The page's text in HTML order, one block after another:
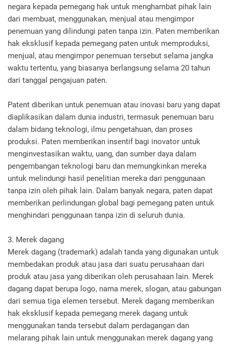
negara kepada pemegang hak untuk menghambat pihak lain
dari membuat, menggunakan, menjual atau mengimpor
penemuan yang dilindungi paten tanpa izin. Paten memberikan
hak eksklusif kepada pemegang paten untuk memproduksi,
menjual, atau mengimpor penemuan tersebut selama jangka
waktu tertentu, yang biasanya berlangsung selama 20 tahun
dari tanggal pengajuan paten.
Patent diberikan untuk penemuan atau inovasi baru yang dapat
diaplikasikan dalam dunia industri, termasuk penemuan baru
dalam bidang teknologi, ilmu pengetahuan, dan proses
produksi. Paten memberikan insentif bagi inovator untuk
menginvestasikan waktu, uang, dan sumber daya dalam
pengembangan teknologi baru dan memungkinkan mereka
untuk melindungi hasil penelitian mereka dari penggunaan
tanpa izin oleh pihak lain. Dalam banyak negara, paten dapat
memberikan perlindungan global bagi pemegang paten untuk
menghindari penggunaan tanpa izin di seluruh dunia.
3. Merek dagang
Merek dagang (trademark) adalah tanda yang digunakan untuk
membedakan produk atau jasa dari suatu perusahaan dari
produk atau jasa yang diberikan oleh perusahaan lain. Merek
dagang dapat berupa logo, nama merek, slogan, atau gabungan
dari semua tiga elemen tersebut. Merek dagang memberikan
hak eksklusif kepada pemegang merek dagang untuk
menggunakan tanda tersebut dalam perdagangan dan
melarang pihak lain untuk menggunakan merek dagang yang